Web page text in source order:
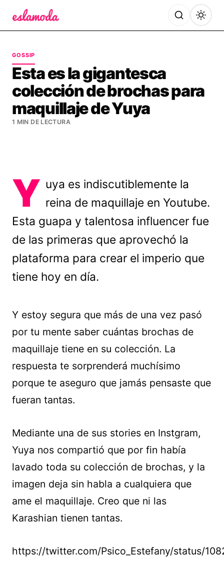
GOSSIP
Esta es la gigantesca
colección de brochas para
maquillaje de Yuya
1 MIN DE LECTURA
Y uya es indiscutiblemente la
reina de maquillaje en Youtube.
Esta guapa y talentosa influencer fue
de las primeras que aprovechó la
plataforma para crear el imperio que
tiene hoy en día.
Y estoy segura que más de una vez pasó
por tu mente saber cuántas brochas de
maquillaje tiene en su colección. La
respuesta te sorprenderá muchísimo
porque te aseguro que jamás pensaste que
fueran tantas.
Mediante una de sus stories en Instgram,
Yuya nos compartió que por fin había
lavado toda su colección de brochas, y la
imagen deja sin habla a cualquiera que
ame el maquillaje. Creo que ni las
Karashian tienen tantas.
https://twitter.com/Psico_Estefany/status/